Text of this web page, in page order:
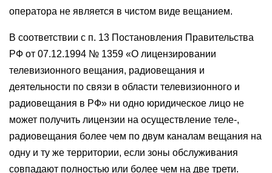
оператора не является в чистом виде вещанием.
В соответствии с п. 13 Постановления Правительства
РФ от 07.12.1994 № 1359 «О лицензировании
телевизионного вещания, радиовещания и
деятельности по связи в области телевизионного и
радиовещания в РФ» ни одно юридическое лицо не
может получить лицензии на осуществление теле-,
радиовещания более чем по двум каналам вещания на
одну и ту же территории, если зоны обслуживания
совпадают полностью или более чем на две трети.